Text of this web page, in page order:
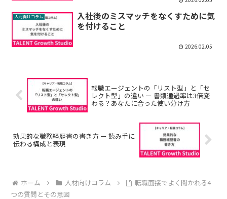
人材向けコラム
入社後のミスマッチをなくすために気
を付けること
2026.02.05
転職エージェントの「リスト型」と「セ
レクト型」の違い ー 書類通過率は3倍変
わる？あなたに合った使い分け方
効果的な職務経歴書の書き方 ー 読み手に
伝わる構成と表現
ホーム 人材向けコラム
転職面接でよく聞かれる4
つの質問とその意図